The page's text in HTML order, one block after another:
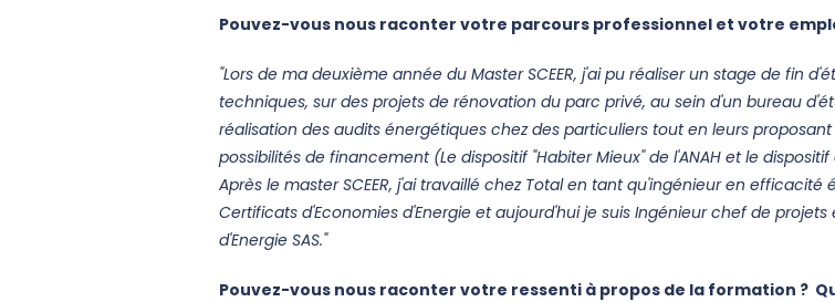
Pouvez-vous nous raconter votre parcours professionnel et votre
"Lors de ma deuxième année du Master SCEER, j'ai pu réaliser un stage de fin
techniques, sur des projets de rénovation du parc privé, au sein d'un bureau
réalisation des audits énergétiques chez des particuliers tout en leurs
possibilités de financement (Le dispositif "Habiter Mieux" de l'ANAH et le
Après le master SCEER, j'ai travaillé chez Total en tant qu'ingénieur en
Certificats d'Economies d'Energie et aujourd'hui je suis Ingénieur chef de
d'Energie SAS."
Pouvez-vous nous raconter votre ressenti à propos de la formation ?